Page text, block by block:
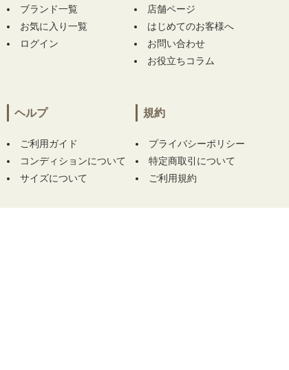
ございます！
埼玉県にて
【中古 ガーミン GARMIN レーザ
をお買い上げ!!ありがとう
兵庫県にて
【中古 メンズ ハチヤーズ 8YARDS
ズ ハチヤーズ 8YARDS 長袖シャツ L ホワイト
×ブラック ハイネック 刺繍ロゴ ストレッチ】
をお買い上げ!!ありがとうございます！
ブランド一覧
お気に入り一覧
ログイン
店舗ページ
はじめてのお客様へ
お問い合わせ
お役立ちコラム
ヘルプ
ご利用ガイド
コンディションについて
サイズについて
規約
プライバシーポリシー
特定商取引について
ご利用規約